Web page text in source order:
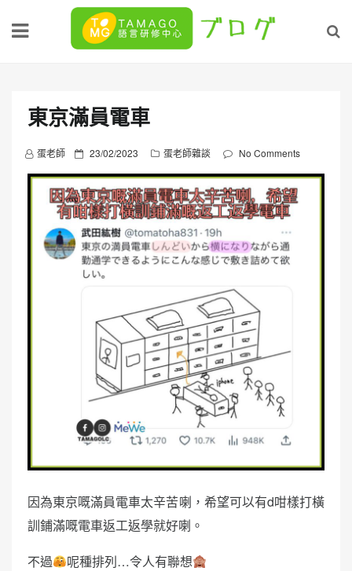
東京滿員電車
蛋老師
P
o
s
t
e
d
o
23/02/2023 蛋老師雜談 No Comments
因為東京嘅滿員電車太辛苦喇，希望可以有d咁樣打橫
訓鋪滿嘅電車返工返學就好喇。
不過
呢種排列…令人有聯想